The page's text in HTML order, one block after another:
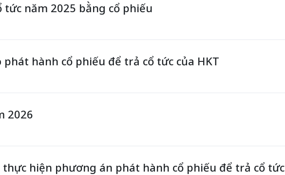
tức năm 2025 bằng cổ phiếu
hành cổ phiếu để trả cổ tức của HKT
2026
hiện phương án phát hành cổ phiếu để trả cổ tức